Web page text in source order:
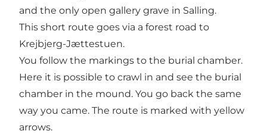
and the only open gallery grave in Salling.
This short route goes via a forest road to
Krejbjerg-Jættestuen.
You follow the markings to the burial chamber.
Here it is possible to crawl in and see the burial
chamber in the mound. You go back the same
way you came. The route is marked with yellow
arrows.